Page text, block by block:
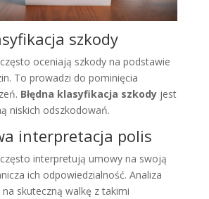
szkody
oceniają szkody na podstawie
To prowadzi do pominięcia
Błędna klasyfikacja szkodyjest
niskich odszkodowań.
interpretacja polis
interpretują umowy na swoją
ich odpowiedzialność. Analiza
skuteczną walkę z takimi